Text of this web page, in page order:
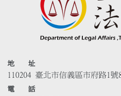
地 址
110204 臺北市信義區市府路1號
電 話